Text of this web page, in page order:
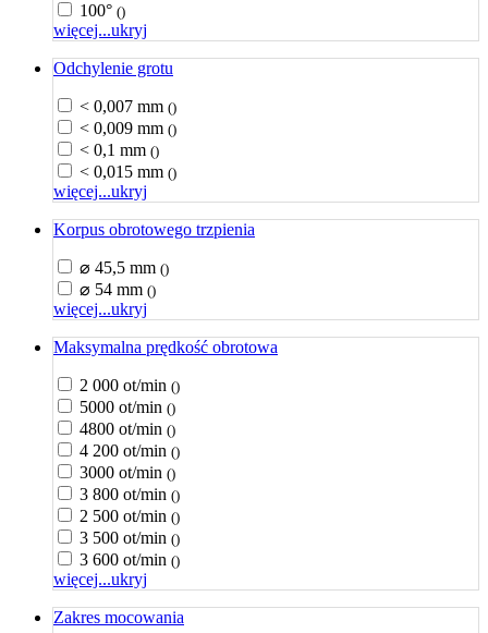
100° ()
więcej...ukryj
Odchylenie grotu
< 0,007 mm ()
< 0,009 mm ()
< 0,1 mm ()
< 0,015 mm ()
więcej...ukryj
Korpus obrotowego trzpienia
⌀ 45,5 mm ()
⌀ 54 mm ()
więcej...ukryj
Maksymalna prędkość obrotowa
2 000 ot/min ()
5000 ot/min ()
4800 ot/min ()
4 200 ot/min ()
3000 ot/min ()
3 800 ot/min ()
2 500 ot/min ()
3 500 ot/min ()
3 600 ot/min ()
więcej...ukryj
Zakres mocowania